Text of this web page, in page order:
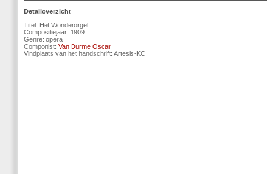
Detailoverzicht
Titel: Het Wonderorgel
Compositiejaar: 1909
Genre: opera
Componist: Van Durme Oscar
Vindplaats van het handschrift: Artesis-KC